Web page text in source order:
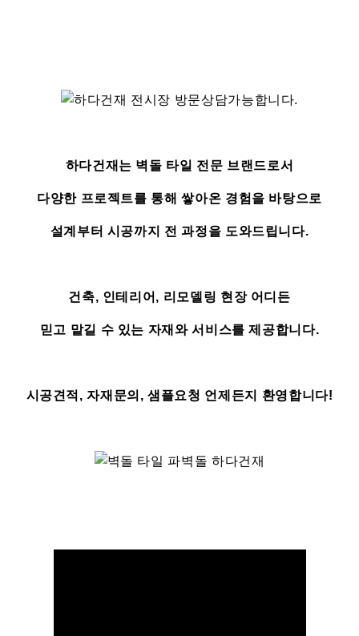
하다건재는 벽돌 타일 전문 브랜드로서
다양한 프로젝트를 통해 쌓아온 경험을 바탕으로
설계부터 시공까지 전 과정을 도와드립니다.
건축, 인테리어, 리모델링 현장 어디든
믿고 맡길 수 있는 자재와 서비스를 제공합니다.
시공견적, 자재문의, 샘플요청 언제든지 환영합니다!